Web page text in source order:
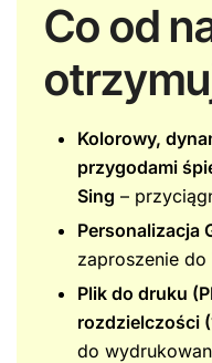
Co od
Kolorowy,
przygodami
Sing –
Personalizacja
zaproszenie
Plik do druku
rozdzielczości
do